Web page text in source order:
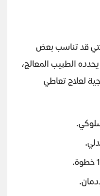
قد تناسب بعض
الطبيب المعالج،
لعلاج تعاطي